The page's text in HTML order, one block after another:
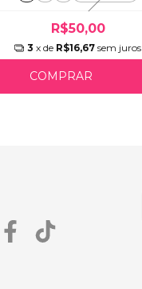
R$50,00
3 x de R$16,67 sem juros
COMPRAR